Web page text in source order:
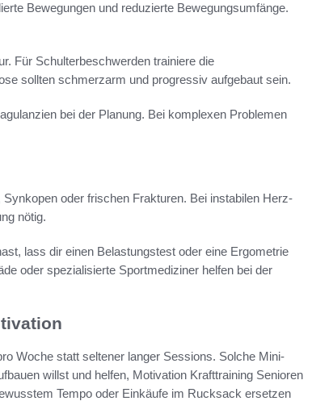
Bewegungen und reduzierte Bewegungsumfänge.
Für Schulterbeschwerden trainiere die
sollten schmerzarm und progressiv aufgebaut sein.
bei der Planung. Bei komplexen Problemen
oder frischen Frakturen. Bei instabilen Herz-
nötig.
lass dir einen Belastungstest oder eine Ergometrie
oder spezialisierte Sportmediziner helfen bei der
Woche statt seltener langer Sessions. Solche Mini-
willst und helfen, Motivation Krafttraining Senioren
Tempo oder Einkäufe im Rucksack ersetzen